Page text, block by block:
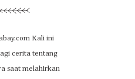
Kali ini
cerita tentang
saat melahirkan